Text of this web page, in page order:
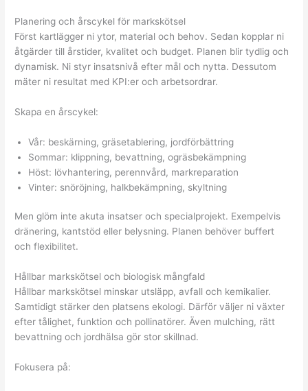
Planering och årscykel för markskötsel
Först kartlägger ni ytor, material och behov. Sedan kopplar ni
åtgärder till årstider, kvalitet och budget. Planen blir tydlig och
dynamisk. Ni styr insatsnivå efter mål och nytta. Dessutom
mäter ni resultat med KPI:er och arbetsordrar.
Skapa en årscykel:
Vår: beskärning, gräsetablering, jordförbättring
Sommar: klippning, bevattning, ogräsbekämpning
Höst: lövhantering, perennvård, markreparation
Vinter: snöröjning, halkbekämpning, skyltning
Men glöm inte akuta insatser och specialprojekt. Exempelvis
dränering, kantstöd eller belysning. Planen behöver buffert
och flexibilitet.
Hållbar markskötsel och biologisk mångfald
Hållbar markskötsel minskar utsläpp, avfall och kemikalier.
Samtidigt stärker den platsens ekologi. Därför väljer ni växter
efter tålighet, funktion och pollinatörer. Även mulching, rätt
bevattning och jordhälsa gör stor skillnad.
Fokusera på: